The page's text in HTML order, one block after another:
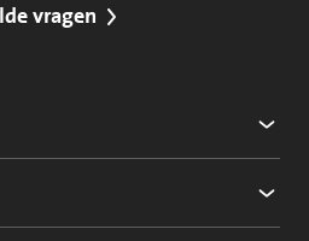
vragen